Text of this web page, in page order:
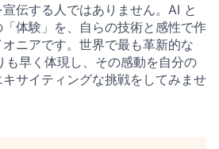
伝する人ではありません。AI と
体験」を、自らの技術と感性で作
ニアです。世界で最も革新的な
も早く体現し、その感動を自分の
サイティングな挑戦をしてみませ